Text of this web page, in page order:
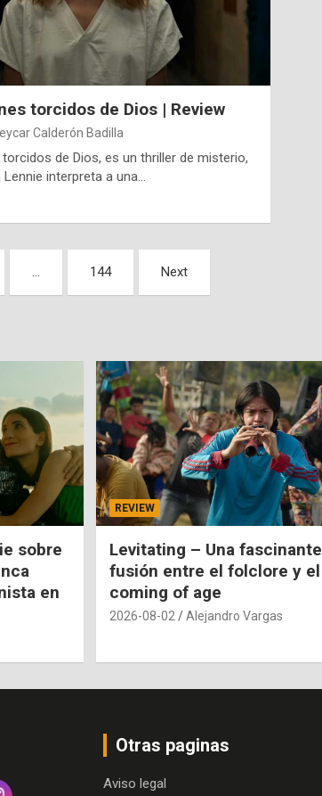
torcidos de Dios | Review
Calderón Badilla
de Dios, es un thriller de misterio,
interpreta a una…
144 Next
sobre
en
REVIEW
Levitating – Una fascinante
fusión entre el folclore y el
coming of age
2026-08-02 Alejandro Vargas
Otras paginas
Aviso legal